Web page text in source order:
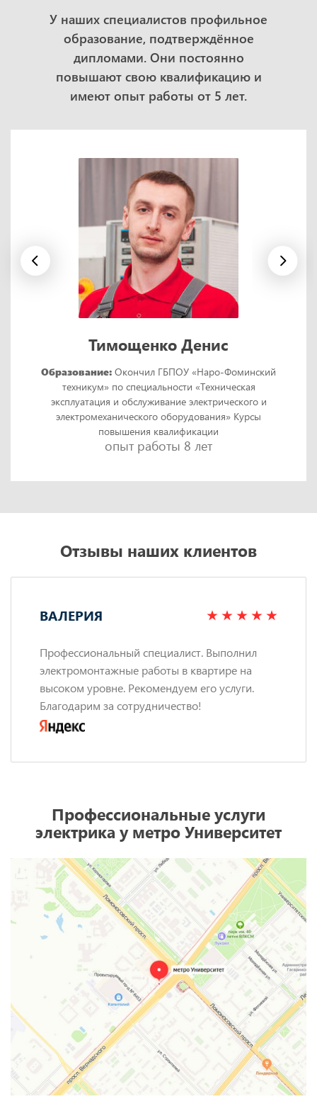
У наших специалистов профильное
образование, подтверждённое
дипломами. Они постоянно
повышают свою квалификацию и
имеют опыт работы от 5 лет.
Тимощенко Денис
Образование: Окончил ГБПОУ «Наро-Фоминский
техникум» по специальности «Техническая
эксплуатация и обслуживание электрического и
электромеханического оборудования» Курсы
повышения квалификации
опыт работы 8 лет
Отзывы наших клиентов
ВАЛЕРИЯ
Профессиональный специалист. Выполнил
электромонтажные работы в квартире на
высоком уровне. Рекомендуем его услуги.
Благодарим за сотрудничество!
Профессиональные услуги
электрика у метро Университет